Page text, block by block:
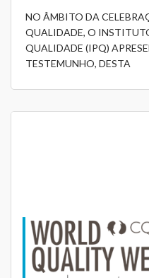
NO ÂMBITO DA
QUALIDADE, O
QUALIDADE (IPQ)
TESTEMUNHO, DESTA